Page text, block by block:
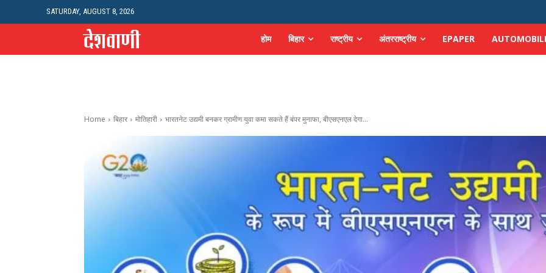
SATURDAY, AUGUST 8, 2026
होम बिहार राष्ट्रीय अंतरराष्ट्रीय EPAPER
Home बिहार मोतिहारी भारतनेट उद्यमी बनकर ग्रामीण युवा कमा सकते हैं बंपर मुनाफा, बीएसएनएल देगा...